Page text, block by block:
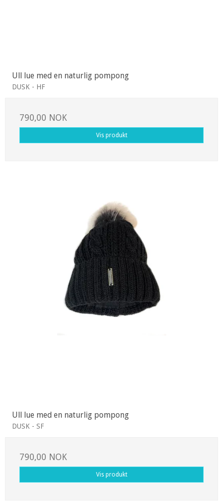
Ull lue med en naturlig pompong
DUSK - HF
790,00 NOK
Vis produkt
Ull lue med en naturlig pompong
DUSK - SF
790,00 NOK
Vis produkt